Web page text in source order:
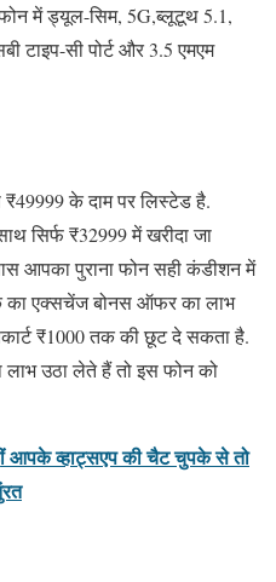
में ड्यूल-सिम, 5G,ब्लूटूथ 5.1,
टाइप-सी पोर्ट और 3.5 एमएम
₹49999 के दाम पर लिस्टेड है.
सिर्फ ₹32999 में खरीदा जा
आपका पुराना फोन सही कंडीशन में
का एक्सचेंज बोनस ऑफर का लाभ
₹1000 तक की छूट दे सकता है.
उठा लेते हैं तो इस फोन को
व्हाट्सएप की चैट चुपके से तो